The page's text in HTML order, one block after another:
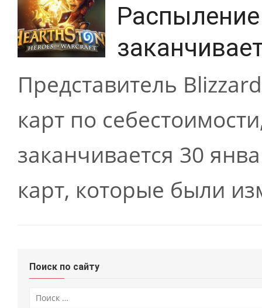
Представитель
карт по
заканчивается 30
карт, которые были
Поиск по сайту